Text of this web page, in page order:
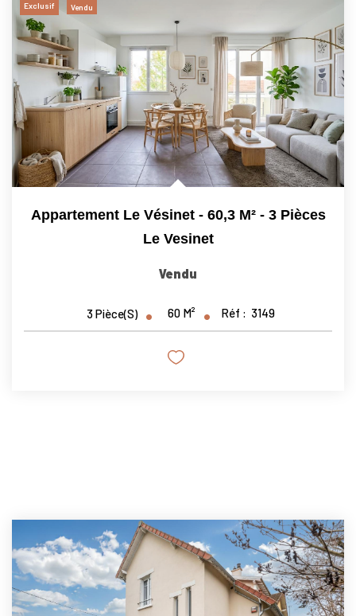
Exclusif Vendu
Appartement Le Vésinet - 60,3 M² - 3 Pièces
Le Vesinet
Vendu
3Pièce(s) 60 M² Réf : 3149